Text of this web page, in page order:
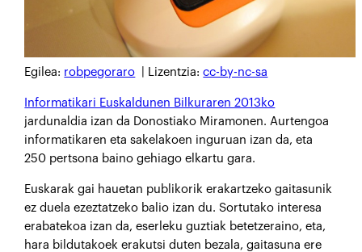
Egilea: robpegoraro | Lizentzia:cc-by-nc-sa
Informatikari Euskaldunen Bilkuraren 2013ko
jardunaldia izan da Donostiako Miramonen. Aurtengoa
informatikaren eta sakelakoen inguruan izan da, eta
250 pertsona baino gehiago elkartu gara.
Euskarak gai hauetan publikorik erakartzeko gaitasunik
ez duela ezeztatzeko balio izan du. Sortutako interesa
erabatekoa izan da, eserleku guztiak betetzeraino, eta,
hara bildutakoek erakutsi duten bezala, gaitasuna ere